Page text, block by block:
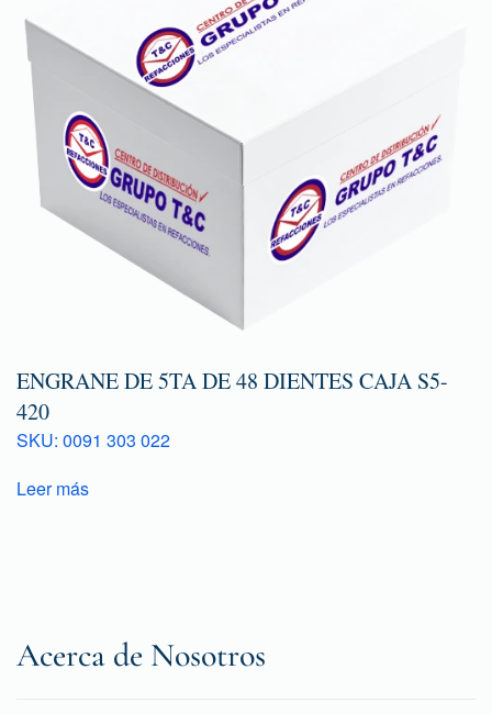
ENGRANE DE 5TA DE 48 DIENTES CAJA S5-
420
SKU: 0091 303 022
Leer más
Acerca de Nosotros